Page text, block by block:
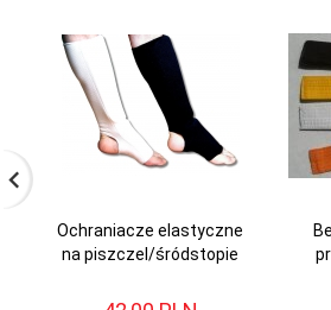
Ochraniacze elastyczne
na piszczel/śródstopie